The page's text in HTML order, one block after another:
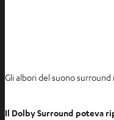
Gli albori del suono
Il Dolby Surround poteva